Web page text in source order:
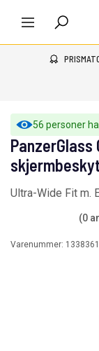
56 personer
PanzerGlass
Ultra-Wide Fit m.
(0
Varenummer: 1338361